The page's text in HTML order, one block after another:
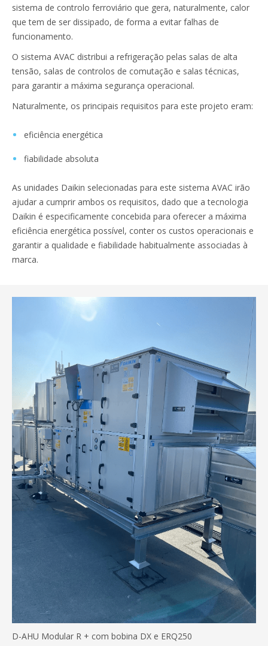
sistema de controlo ferroviário que gera, naturalmente, calor
que tem de ser dissipado, de forma a evitar falhas de
funcionamento.
O sistema AVAC distribui a refrigeração pelas salas de alta
tensão, salas de controlos de comutação e salas técnicas,
para garantir a máxima segurança operacional.
Naturalmente, os principais requisitos para este projeto eram:
eficiência energética
fiabilidade absoluta
As unidades Daikin selecionadas para este sistema AVAC irão
ajudar a cumprir ambos os requisitos, dado que a tecnologia
Daikin é especificamente concebida para oferecer a máxima
eficiência energética possível, conter os custos operacionais e
garantir a qualidade e fiabilidade habitualmente associadas à
marca.
D-AHU Modular R + com bobina DX e ERQ250